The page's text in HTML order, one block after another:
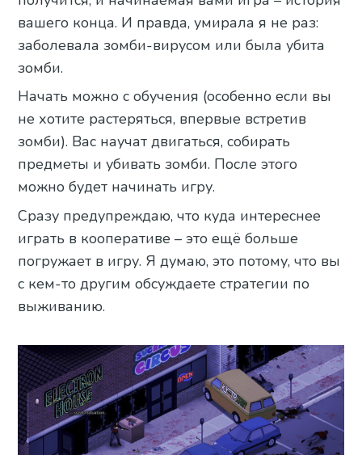
вашего конца. И правда, умирала я не раз:
заболевала зомби-вирусом или была убита
зомби.
Начать можно с обучения (особенно если вы
не хотите растеряться, впервые встретив
зомби). Вас научат двигаться, собирать
предметы и убивать зомби. После этого
можно будет начинать игру.
Сразу предупреждаю, что куда интереснее
играть в кооперативе – это ещё больше
погружает в игру. Я думаю, это потому, что вы
с кем-то другим обсуждаете стратегии по
выживанию.